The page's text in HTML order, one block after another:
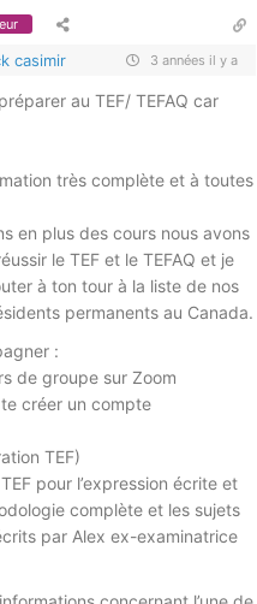
casimir 3 années il y a
au TEF/ TEFAQ car
très complète et à toutes
en plus des cours nous avons
le TEF et le TEFAQ et je
à ton tour à la liste de nos
permanents au Canada.
:
de groupe sur Zoom
créer un compte
TEF)
pour l’expression écrite et
complète et les sujets
par Alex ex-examinatrice